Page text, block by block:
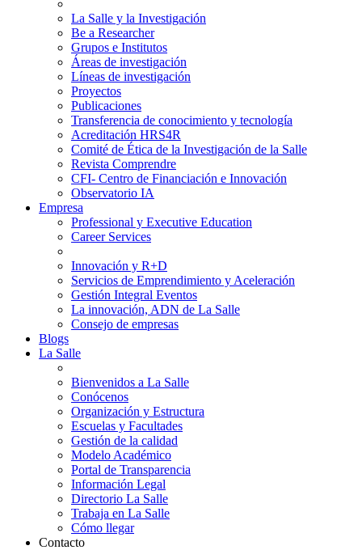
La Salle y la Investigación
Be a Researcher
Grupos e Institutos
Áreas de investigación
Líneas de investigación
Proyectos
Publicaciones
Transferencia de conocimiento y tecnología
Acreditación HRS4R
Comité de Ética de la Investigación de la Salle
Revista Comprendre
CFI- Centro de Financiación e Innovación
Observatorio IA
Empresa
Professional y Executive Education
Career Services
Innovación y R+D
Servicios de Emprendimiento y Aceleración
Gestión Integral Eventos
La innovación, ADN de La Salle
Consejo de empresas
Blogs
La Salle
Bienvenidos a La Salle
Conócenos
Organización y Estructura
Escuelas y Facultades
Gestión de la calidad
Modelo Académico
Portal de Transparencia
Información Legal
Directorio La Salle
Trabaja en La Salle
Cómo llegar
Contacto